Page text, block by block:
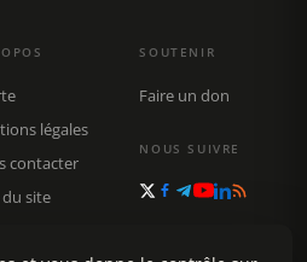
légales
contacter
du site
SOUTENIR
Faire un don
NOUS SUIVRE